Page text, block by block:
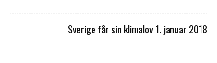
Sverige får sin klimalov 1. januar 2018